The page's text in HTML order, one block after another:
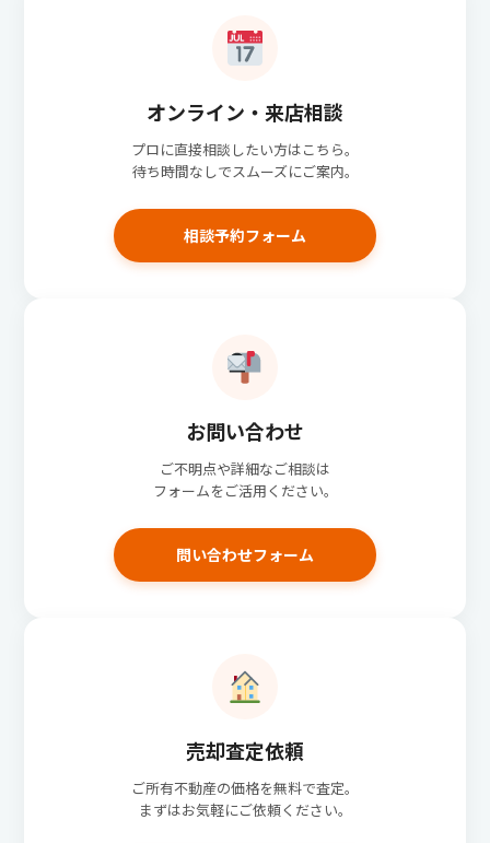
オンライン・来店相談
プロに直接相談したい方はこちら。
待ち時間なしでスムーズにご案内。
相談予約フォーム
お問い合わせ
ご不明点や詳細なご相談は
フォームをご活用ください。
問い合わせフォーム
売却査定依頼
ご所有不動産の価格を無料で査定。
まずはお気軽にご依頼ください。